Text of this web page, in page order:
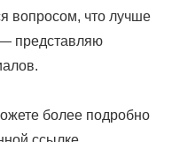
вопросом, что лучше
представляю
более подробно